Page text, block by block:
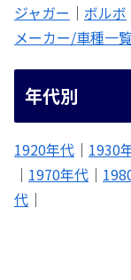
ジャガー ｜ ボルボ
メーカー/車種一
年代別
1920年代 ｜ 1930
｜ 1970年代 ｜
代 ｜